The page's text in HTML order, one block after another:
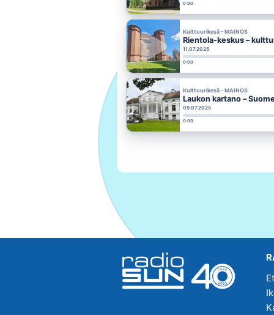
0:00
Kulttuurikesä - MAINOS
Rientola-keskus –
11.07.2025
0:00
Kulttuurikesä - MAINOS
Laukon kartano –
09.07.2025
0:00